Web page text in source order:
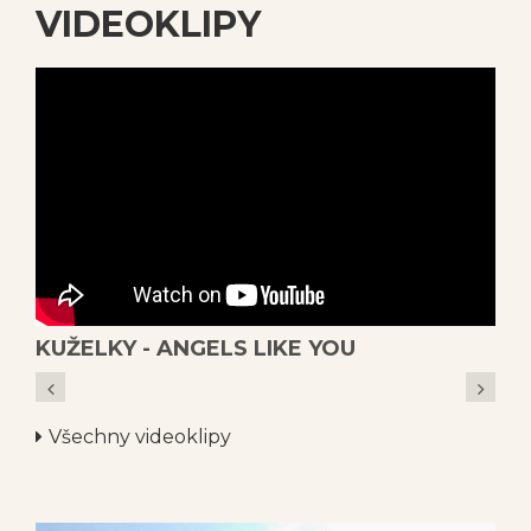
VIDEOKLIPY
KUŽELKY - ANGELS LIKE YOU
Všechny videoklipy